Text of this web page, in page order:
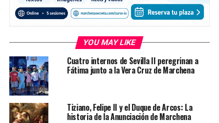
YOU MAY LIKE
Cuatro internos de Sevilla II peregrinan a
Fátima junto a la Vera Cruz de Marchena
Tiziano, Felipe II y el Duque de Arcos: La
historia de la Anunciación de Marchena